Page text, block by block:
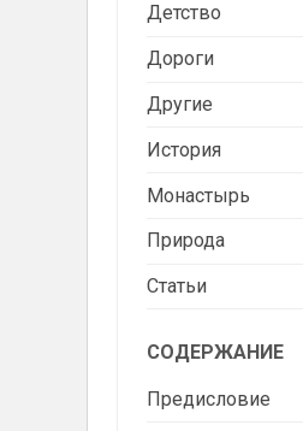
Детство
Дороги
Другие
История
Монастырь
Природа
Статьи
СОДЕРЖАНИЕ
Предисловие